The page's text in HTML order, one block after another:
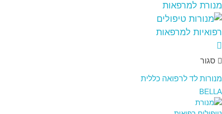
מנורת למרפאות
סגור
מנורות לד לרפואה כללית
BELLA